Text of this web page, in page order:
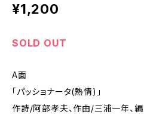
¥1,200
SOLD OUT
A面
「パッショナータ(熱情)」
作詩/阿部孝夫、作曲/三浦一年、